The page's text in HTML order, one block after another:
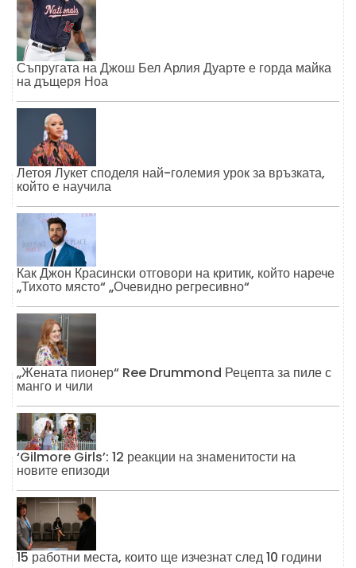
Съпругата на Джош Бел Арлия Дуарте е горда майка
на дъщеря Ноа
Летоя Лукет споделя най-големия урок за връзката,
който е научила
Как Джон Красински отговори на критик, който нарече
„Тихото място“ „Очевидно регресивно“
„Жената пионер“ Ree Drummond Рецепта за пиле с
манго и чили
‘Gilmore Girls’: 12 реакции на знаменитости на
новите епизоди
15 работни места, които ще изчезнат след 10 години